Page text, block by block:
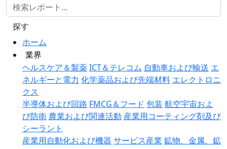
ホーム
業界
ヘルスケア＆製薬ICT＆テレコム 自動車および輸送 エ
ネルギーと電力 化学薬品および先端材料 エレクトロニ
クス
半導体および回路 FMCG＆フード 包装 航空宇宙およ
び防衛 農業および関連活動 産業用コーティング剤及び
シーラント
産業用自動化および機器 サービス産業 鉱物、金属、鉱
探す